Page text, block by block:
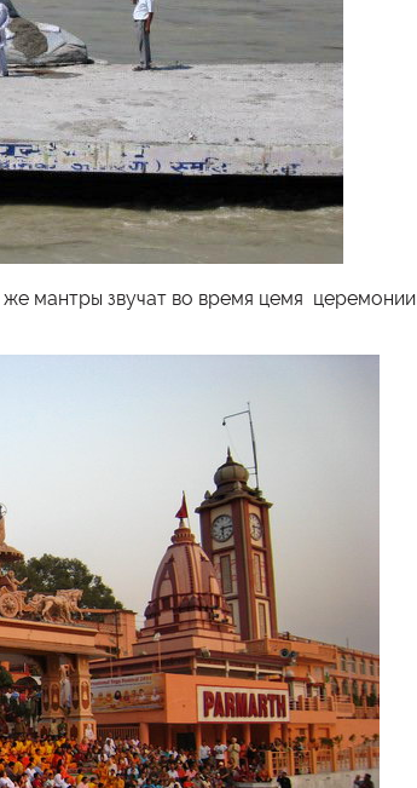
же мантры звучат во время цемя церемонии